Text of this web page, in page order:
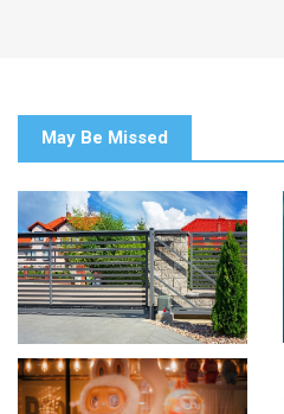
May Be Missed